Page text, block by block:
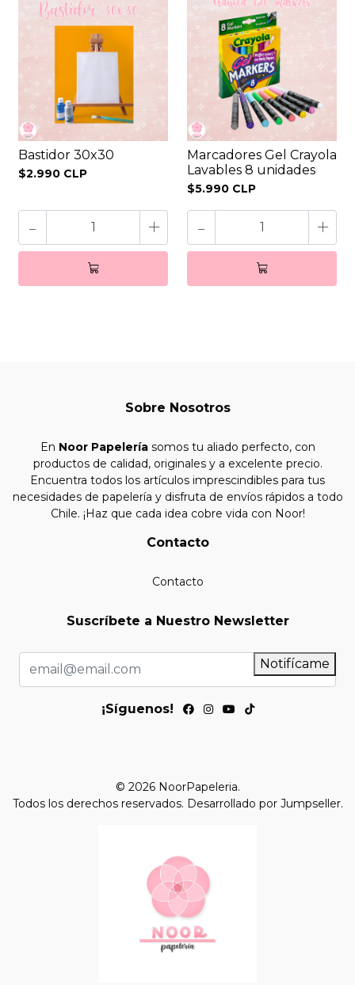
Bastidor 30x30
$2.990 CLP
- +
Marcadores Gel Crayola
Lavables 8 unidades
$5.990 CLP
- +
Sobre Nosotros
En Noor Papeleríasomos tu aliado perfecto, con
productos de calidad, originales y a excelente precio.
Encuentra todos los artículos imprescindibles para tus
necesidades de papelería y disfruta de envíos rápidos a todo
Chile. ¡Haz que cada idea cobre vida con Noor!
Contacto
Contacto
Suscríbete a Nuestro Newsletter
Notifícame
¡Síguenos!
© 2026 NoorPapeleria.
Todos los derechos reservados. Desarrollado por Jumpseller.